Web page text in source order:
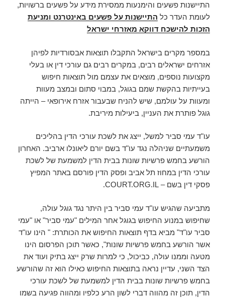
התיישנות פשעים והימנעות ממסירת מידע על פשעים ברשויות,
לעומת העדר כל התיישנות על פשעים באינטרנט ומניעת
הזכות להישכח דווקא מאזרחי ישראל
במספר מקרים בישראל התקבלו תוצאות אבסורדיות לפיהן
אזרחים ישראלים רבים, במקרים רבים גם עורכי דין או בעלי
מקצועות נוספים, מוצאים את עצמם מול תוצאות חיפוש
בעייתיות בהקשת שמם בגוגל, במבוי סתום ובמצב מעוות
ומעוות על עולמם, שיש להניח שבעבור אזרח אירופאי – הייתה
גוגל פותרת את העניין, ביעילות מיריבת.
עו"ד עמי סביר למשל, ייצג את לשכת עורכי הדין בהליכים
משמעתיים שניהלה נגד עו"ד בשם יורם ליאונלו ארביב. האחרון
הורשע בחמש פרשיות שונות בבית הדין למשמעת של לשכת
עורכי הדין במחוז תל אביב ופסק הדין פורסם באתר המפיץ
פסקי דין בשם – COURT.ORG.IL.
מתביעה שהגיש עו"ד עמי סביר בין היתר נגד גוגל עולה,
שחיפוש במנוע החיפוש בגוגל אחר המילים "עמי סביר" או "עמי
סביר עו"ד" מביא בדף תוצאות החיפוש את הכותרת: " הינו עו"ד
אשר הורשע בחמש פרשיות שונות", כאשר תוכן הפרסום הינו
מטעה וממנו עולה, כביכול, כי למרות שרק ייצג בתיק ועוד את
הצד השני, עדיין נראה בתוצאות החיפוש כאילו הוא זה שהורשע
בחמש פרשיות שונות בבית הדין למשמעת של לשכת עורכי
הדין, תוכן זה מהווה דברי לשון הרע כלפיו ומהווה פגיעה בשמו